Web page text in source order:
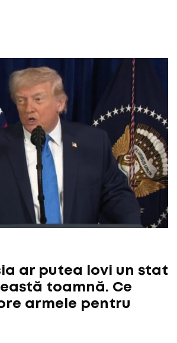
ar putea lovi un stat
toamnă. Ce
armele pentru